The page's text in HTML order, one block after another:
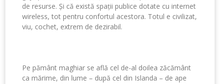
de resurse. Și că există spații publice dotate cu internet
wireless, tot pentru confortul acestora. Totul e civilizat,
viu, cochet, extrem de dezirabil.
Pe pământ maghiar se află cel de-al doilea zăcământ
ca mărime, din lume – după cel din Islanda – de ape